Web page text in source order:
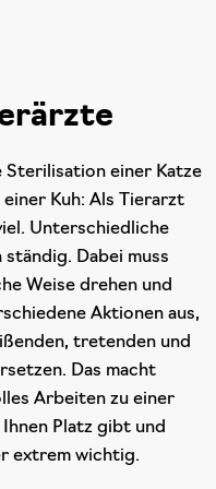
Sterilisation einer Katze
Kuh: Als Tierarzt
Unterschiedliche
Dabei muss
Weise drehen und
Aktionen aus,
tretenden und
Das macht
Arbeiten zu einer
Platz gibt und
extrem wichtig.